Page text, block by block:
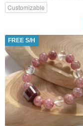
Customizable
FREE S/H